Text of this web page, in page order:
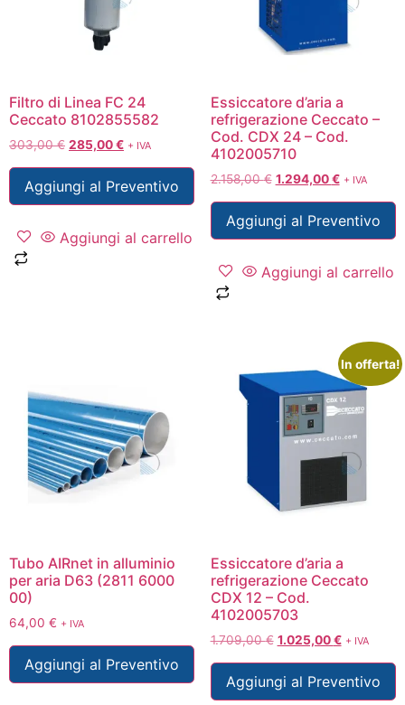
Filtro di Linea FC 24
Ceccato 8102855582
303,00€ 285,00€ + IVA
Aggiungi al Preventivo
Aggiungi al carrello
Essiccatore d’aria a
refrigerazione Ceccato –
Cod. CDX 24 – Cod.
4102005710
2.158,00€ 1.294,00€ + IVA
Aggiungi al Preventivo
Aggiungi al carrello
Tubo AIRnet in alluminio
per aria D63 (2811 6000
00)
64,00 € + IVA
Aggiungi al Preventivo
In offerta!
Essiccatore d’aria a
refrigerazione Ceccato
CDX 12 – Cod.
4102005703
1.709,00€ 1.025,00€ + IVA
Aggiungi al Preventivo